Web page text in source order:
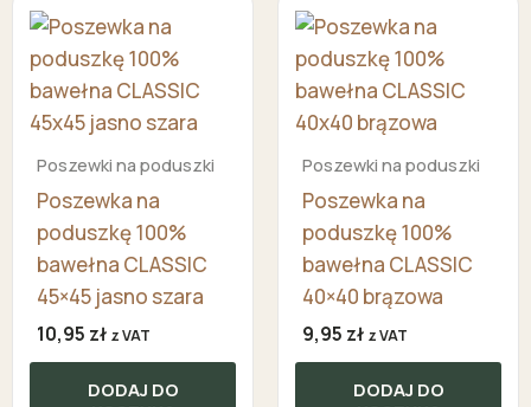
Poszewki na poduszki
Poszewka na
poduszkę 100%
bawełna CLASSIC
45×45 jasno szara
10,95 zł z VAT
DODAJ DO
Poszewki na poduszki
Poszewka na
poduszkę 100%
bawełna CLASSIC
40×40 brązowa
9,95 zł z VAT
DODAJ DO